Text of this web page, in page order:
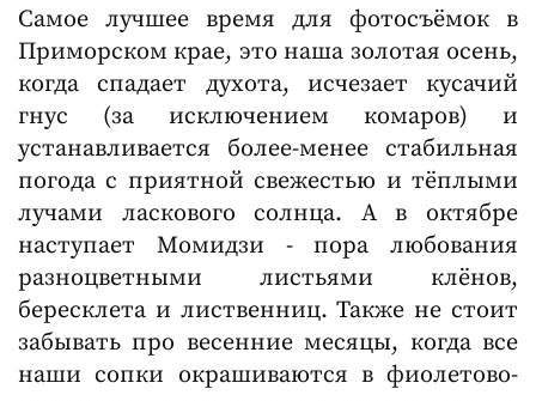
Самое лучшее время для фотосъёмок в
Приморском крае, это наша золотая осень,
когда спадает духота, исчезает кусачий
гнус (за исключением комаров) и
устанавливается более-менее стабильная
погода с приятной свежестью и тёплыми
лучами ласкового солнца. А в октябре
наступает Момидзи - пора любования
разноцветными листьями клёнов,
бересклета и лиственниц. Также не стоит
забывать про весенние месяцы, когда все
наши сопки окрашиваются в фиолетово-